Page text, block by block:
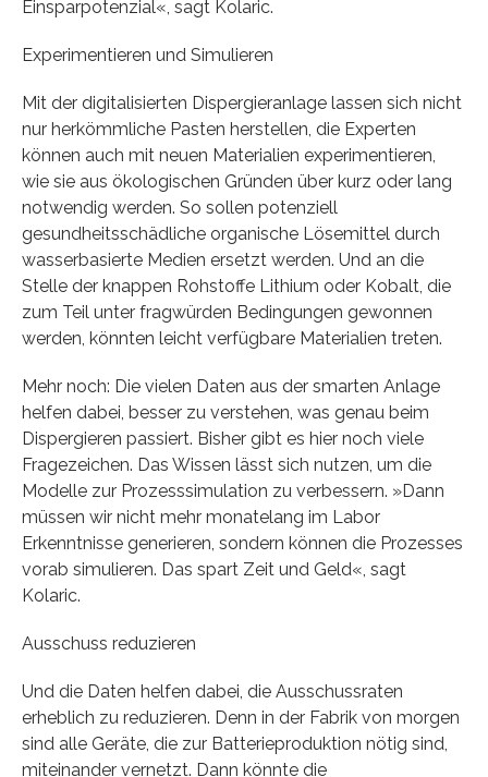
Einsparpotenzial«, sagt Kolaric.
Experimentieren und Simulieren
Mit der digitalisierten Dispergieranlage lassen sich nicht
nur herkömmliche Pasten herstellen, die Experten
können auch mit neuen Materialien experimentieren,
wie sie aus ökologischen Gründen über kurz oder lang
notwendig werden. So sollen potenziell
gesundheitsschädliche organische Lösemittel durch
wasserbasierte Medien ersetzt werden. Und an die
Stelle der knappen Rohstoffe Lithium oder Kobalt, die
zum Teil unter fragwürden Bedingungen gewonnen
werden, könnten leicht verfügbare Materialien treten.
Mehr noch: Die vielen Daten aus der smarten Anlage
helfen dabei, besser zu verstehen, was genau beim
Dispergieren passiert. Bisher gibt es hier noch viele
Fragezeichen. Das Wissen lässt sich nutzen, um die
Modelle zur Prozesssimulation zu verbessern. »Dann
müssen wir nicht mehr monatelang im Labor
Erkenntnisse generieren, sondern können die Prozesses
vorab simulieren. Das spart Zeit und Geld«, sagt
Kolaric.
Ausschuss reduzieren
Und die Daten helfen dabei, die Ausschussraten
erheblich zu reduzieren. Denn in der Fabrik von morgen
sind alle Geräte, die zur Batterieproduktion nötig sind,
miteinander vernetzt. Dann könnte die